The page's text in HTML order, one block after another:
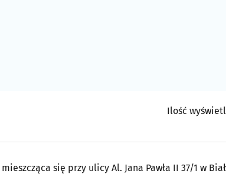
Ilość
mieszcząca się przy ulicy Al. Jana Pawła II 37/1 w